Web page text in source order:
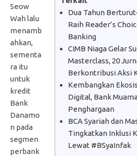
Dua Tahun
Raih Reader’s
Banking
CIMB Niaga Gelar
Masterclass, 20
Berkontribusi Aksi
Kembangkan
Digital, Bank
Penghargaan
BCA Syariah dan
Tingkatkan Inklusi
Lewat #BSyaInfak
Seow
Wah lalu
menamb
ahkan,
sementa
ra itu
untuk
kredit
Bank
Danamo
n pada
segmen
perbank